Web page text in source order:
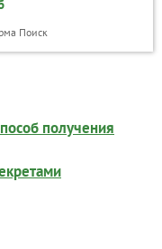
Поиск
получения